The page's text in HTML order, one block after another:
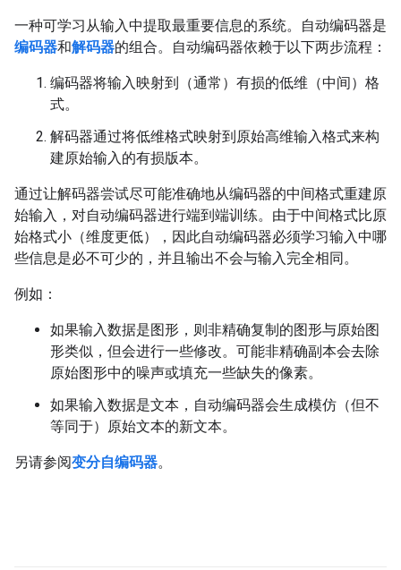
一种可学习从输入中提取最重要信息的系统。自动编码器是
编码器和解码器的组合。自动编码器依赖于以下两步流程：
编码器将输入映射到（通常）有损的低维（中间）格
式。
解码器通过将低维格式映射到原始高维输入格式来构
建原始输入的有损版本。
通过让解码器尝试尽可能准确地从编码器的中间格式重建原
始输入，对自动编码器进行端到端训练。由于中间格式比原
始格式小（维度更低），因此自动编码器必须学习输入中哪
些信息是必不可少的，并且输出不会与输入完全相同。
例如：
如果输入数据是图形，则非精确复制的图形与原始图
形类似，但会进行一些修改。可能非精确副本会去除
原始图形中的噪声或填充一些缺失的像素。
如果输入数据是文本，自动编码器会生成模仿（但不
等同于）原始文本的新文本。
另请参阅变分自编码器。